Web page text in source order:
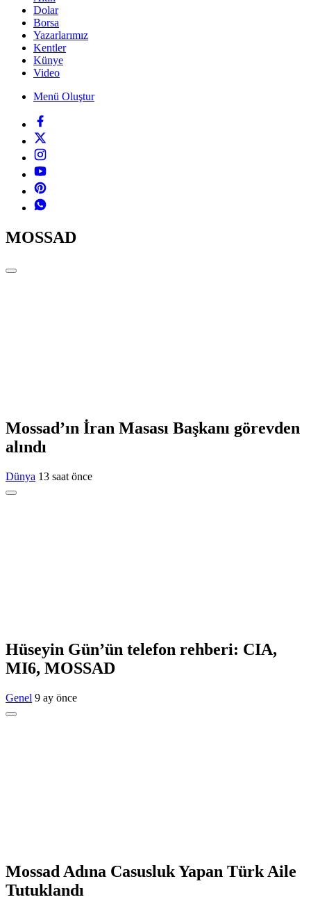
Dolar
Borsa
Yazarlarımız
Kentler
Künye
Video
Menü Oluştur
MOSSAD
Mossad’ın İran Masası Başkanı görevden
alındı
Dünya 13 saat önce
Hüseyin Gün’ün telefon rehberi: CIA,
MI6, MOSSAD
Genel 9 ay önce
Mossad Adına Casusluk Yapan Türk Aile
Tutuklandı